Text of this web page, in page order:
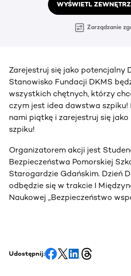
WYŚWIETL
Zarządzanie
Zarejestruj się jako potencjalny
Stanowisko Fundacji DKMS
wszystkich chętnych, którzy
czym jest idea dawstwa szpiku!
nami piątkę i zarejestruj się
szpiku!
Organizatorem akcji jest
Bezpieczeństwa Pomorskiej
Starogardzie Gdańskim. Dzień
odbędzie się w trakcie I
Naukowej „Bezpieczeństwo
Udostępnij: